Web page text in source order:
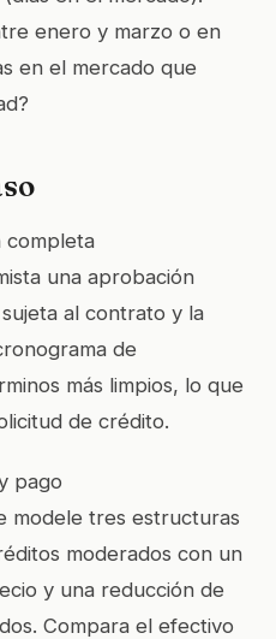
enero y marzo o en
en el mercado que
completa
una aprobación
al contrato y la
de
más limpios, lo que
de crédito.
pago
modele tres estructuras
moderados con un
y una reducción de
Compara el efectivo